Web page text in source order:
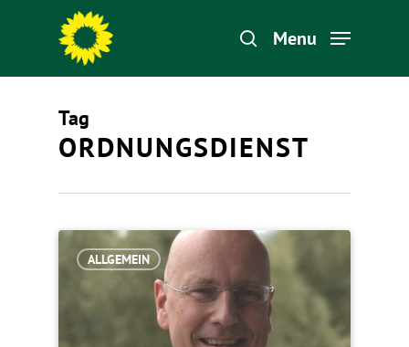
Hit enter to search or ESC to close
Menu
Tag
ORDNUNGSDIENST
ALLGEMEIN